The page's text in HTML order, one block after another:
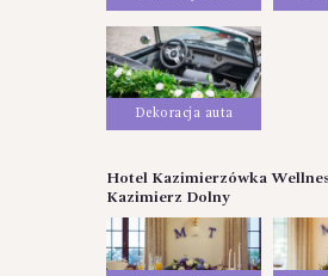
Dekoracja auta
Hotel Kazimierzówka
Kazimierz Dolny